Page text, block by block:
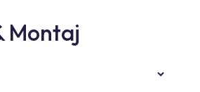
Montaj